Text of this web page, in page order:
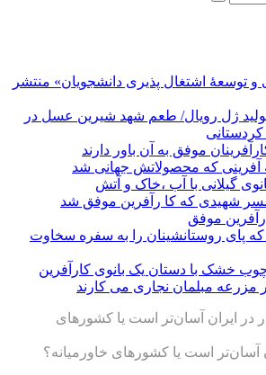
و توسعۀ اشتغال پذیری دانشجویان» منتشر
تولید ژل رویال/ طعم شهد شیرین عسل‌ در
کردستانی
موفق به آن باور دارند
آفرینی که محصولاتش جهانی شد
گیلانی با آب ،خاک و آتش
شهیدی که کا رآفرین موفق شد
موفق
که پای روستانشینان را به سفره سخاوت
چوب خشک با دستان یک بانوی کارآفرین
مزرعه مبلمان نجاری می کارند
در ایران آسان‌تر است یا کشورهای